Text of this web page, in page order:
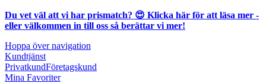
Du vet väl att vi har prismatch? 😍 Klicka här för att läsa mer -
eller välkommen in till oss så berättar vi mer!
Hoppa över navigation
Kundtjänst
PrivatkundFöretagskund
Mina Favoriter